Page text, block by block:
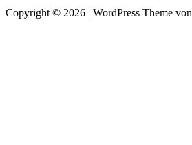
Copyright © 2026 | WordPress Theme von